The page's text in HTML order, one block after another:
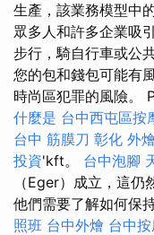
生產，該業務模型中
眾多人和許多企業吸
步行，騎自行車或公
您的包和錢包可能有
時尚區犯罪的風險。
什麼是 台中西屯區按
台中 筋膜刀 彰化 外燴
投資'kft。 台中泡腳
（Eger）成立，這仍
他們需要了解如何保
照班 台中外燴 台中